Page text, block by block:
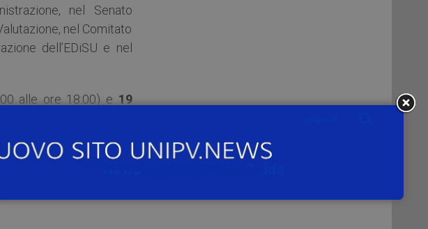
nel Senato
nel Comitato
dell’EDiSU e nel
alle ore 18:00) e 19
“U-Vote”. Ciascun
disponibilità.
l’Area riservata;
dedicata del sito di